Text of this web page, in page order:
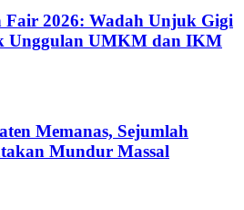
Fair 2026: Wadah Unjuk Gigi
Unggulan UMKM dan IKM
Memanas, Sejumlah
Mundur Massal